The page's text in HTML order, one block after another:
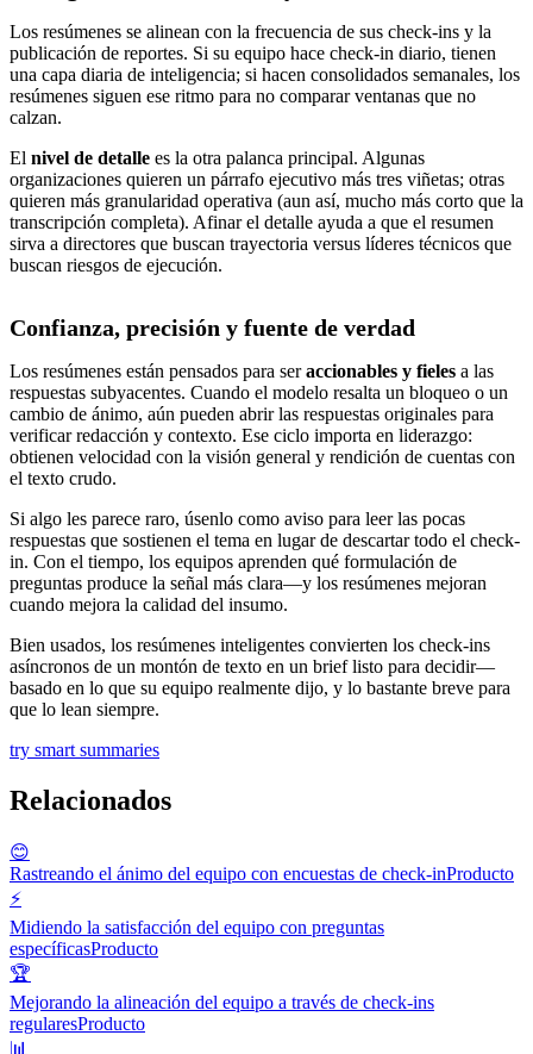
Los resúmenes se alinean con la frecuencia de sus check-ins y la
publicación de reportes. Si su equipo hace check-in diario, tienen
una capa diaria de inteligencia; si hacen consolidados semanales, los
resúmenes siguen ese ritmo para no comparar ventanas que no
calzan.
El nivel de detalle es la otra palanca principal. Algunas
organizaciones quieren un párrafo ejecutivo más tres viñetas; otras
quieren más granularidad operativa (aun así, mucho más corto que la
transcripción completa). Afinar el detalle ayuda a que el resumen
sirva a directores que buscan trayectoria versus líderes técnicos que
buscan riesgos de ejecución.
Confianza, precisión y fuente de verdad
Los resúmenes están pensados para seraccionables y fieles a las
respuestas subyacentes. Cuando el modelo resalta un bloqueo o un
cambio de ánimo, aún pueden abrir las respuestas originales para
verificar redacción y contexto. Ese ciclo importa en liderazgo:
obtienen velocidad con la visión general y rendición de cuentas con
el texto crudo.
Si algo les parece raro, úsenlo como aviso para leer las pocas
respuestas que sostienen el tema en lugar de descartar todo el check-
in. Con el tiempo, los equipos aprenden qué formulación de
preguntas produce la señal más clara—y los resúmenes mejoran
cuando mejora la calidad del insumo.
Bien usados, los resúmenes inteligentes convierten los check-ins
asíncronos de un montón de texto en un brief listo para decidir—
basado en lo que su equipo realmente dijo, y lo bastante breve para
que lo lean siempre.
try smart summaries
Relacionados
😊
Rastreando el ánimo del equipo con encuestas de check-inProducto
⚡
Midiendo la satisfacción del equipo con preguntas
específicasProducto
🏆
Mejorando la alineación del equipo a través de check-ins
regularesProducto
📊